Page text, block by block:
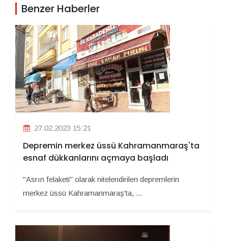
Benzer Haberler
27.02.2023 15:21
Depremin merkez üssü Kahramanmaraş'ta
esnaf dükkanlarını açmaya başladı
"Asrın felaketi" olarak nitelendirilen depremlerin
merkez üssü Kahramanmaraş'ta, ...